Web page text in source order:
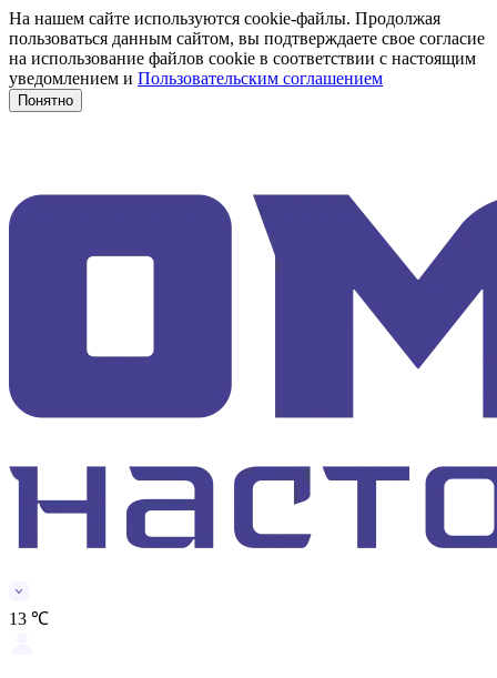
На нашем сайте используются cookie-файлы. Продолжая
пользоваться данным сайтом, вы подтверждаете свое согласие
на использование файлов cookie в соответствии с настоящим
уведомлением и Пользовательским соглашением
Понятно
13 ℃